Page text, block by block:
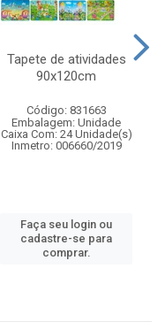
Tapete de atividades
90x120cm
Código: 831663
Embalagem: Unidade
Caixa Com: 24 Unidade(s)
Inmetro: 006660/2019
Faça seu login ou
cadastre-se para
comprar.